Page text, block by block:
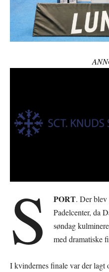
S PORT. Der blev
Padelcenter, da
søndag
med dramatiske
I kvindernes finale var der